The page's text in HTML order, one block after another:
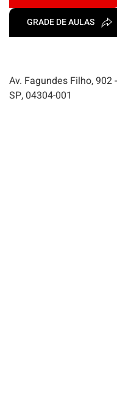
GRADE DE AULAS
Av. Fagundes Filho,
SP, 04304-001